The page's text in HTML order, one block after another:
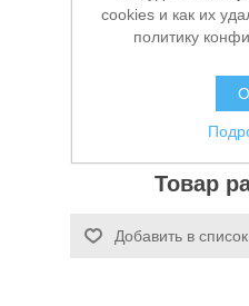
Производитель:
Артикул:
Заказной номер
Товар
Добавить в
cookies и как их
политику